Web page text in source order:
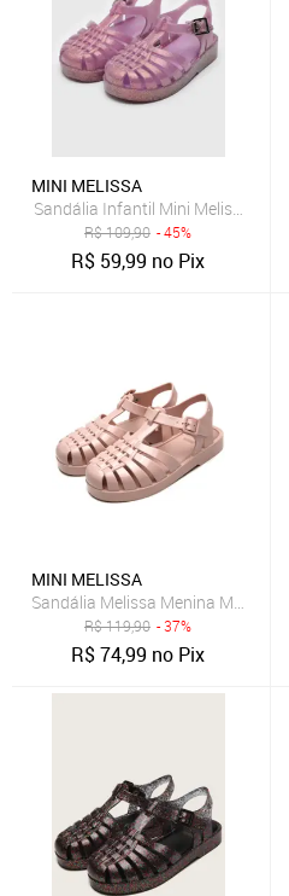
MINI MELISSA
Sandália Infantil Mini Melissa
R$109,90 - 45%
R$ 59,99 no Pix
MINI MELISSA
Sandália Melissa Menina Mel
R$119,90 - 37%
R$74,99 no Pix